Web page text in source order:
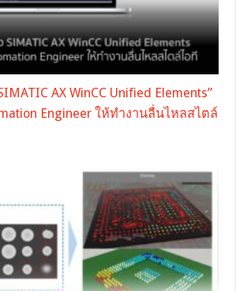
AX WinCC Unified Elements”
Engineer ให้ทำงานลื่นไหลสไตล์